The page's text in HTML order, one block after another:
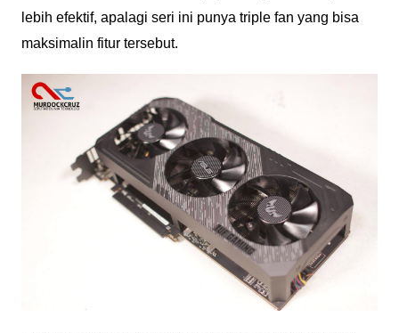
lebih efektif, apalagi seri ini punya triple fan yang bisa
maksimalin fitur tersebut.